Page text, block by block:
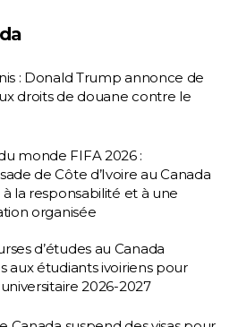
: Donald Trump annonce de
droits de douane contre le
monde FIFA 2026 :
de Côte d’Ivoire au Canada
la responsabilité et à une
organisée
d’études au Canada
aux étudiants ivoiriens pour
universitaire 2026-2027